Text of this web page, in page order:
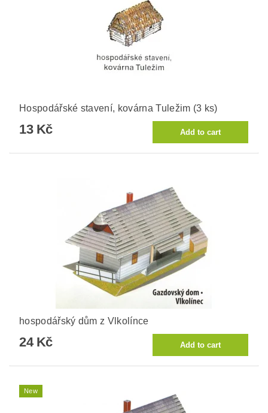
Hospodářské stavení, kovárna Tuležim (3 ks)
13 Kč
hospodářský dům z Vlkolínce
24 Kč
New